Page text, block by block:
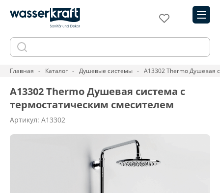
Главная Каталог Душевые системы A13302 Thermo Душевая
A13302 Thermo Душевая система с
термостатическим смесителем
Артикул: A13302